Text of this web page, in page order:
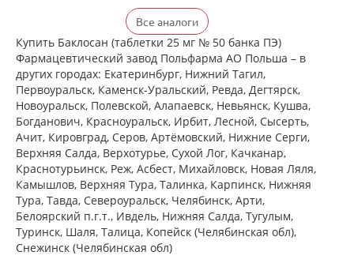
Баклофен (таблетки 25 мг № 50)
Усолье-Сибирский химфармзавод
АО Россия
Нет в аптеках города
Баклосан (таблетки 10 мг № 50 банка
ПЭ) Фармацевтический завод
Польфарма АО Польша
Нет в аптеках города
Баклосан (таблетки 25 мг № 50 банка
ПЭ) Фармацевтический завод
Польфарма АО Польша
Нет в аптеках города
Все аналоги
Купить Баклосан (таблетки 25 мг № 50 банка ПЭ)
Фармацевтический завод Польфарма АО Польша – в
других городах: Екатеринбург, Нижний Тагил,
Первоуральск, Каменск-Уральский, Ревда, Дегтярск,
Новоуральск, Полевской, Алапаевск, Невьянск, Кушва,
Богданович, Красноуральск, Ирбит, Лесной, Сысерть,
Ачит, Кировград, Серов, Артёмовский, Нижние Cерги,
Верхняя Салда, Верхотурье, Сухой Лог, Качканар,
Краснотурьинск, Реж, Асбест, Михайловск, Новая Ляля,
Камышлов, Верхняя Тура, Талинка, Карпинск, Нижняя
Тура, Тавда, Североуральск, Челябинск, Арти,
Белоярский п.г.т., Ивдель, Нижняя Салда, Тугулым,
Туринск, Шаля, Талица, Копейск (Челябинская обл),
Снежинск (Челябинская обл)